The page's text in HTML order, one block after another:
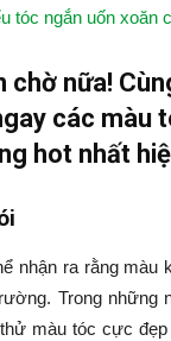
tóc ngắn uốn xoăn
chờ nữa!
các màu
hot nhất
nhận ra rằng màu
Trong những
màu tóc cực đẹp